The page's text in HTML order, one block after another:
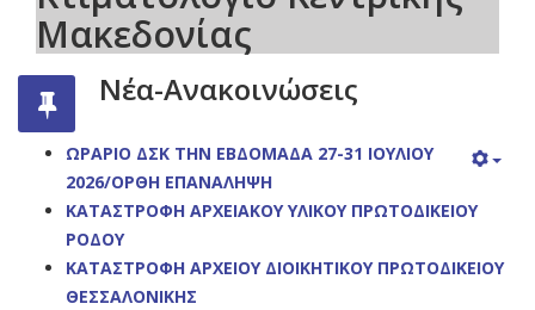
Μακεδονίας
Νέα-Ανακοινώσεις
ΩΡΑΡΙΟ ΔΣΚ ΤΗΝ ΕΒΔΟΜΑΔΑ 27-31 ΙΟΥΛΙΟΥ
2026/ΟΡΘΗ ΕΠΑΝΑΛΗΨΗ
ΚΑΤΑΣΤΡΟΦΗ ΑΡΧΕΙΑΚΟΥ ΥΛΙΚΟΥ ΠΡΩΤΟΔΙΚΕΙΟY
ΡΟΔΟΥ
ΚΑΤΑΣΤΡΟΦΗ ΑΡΧΕΙΟΥ ΔΙΟΙΚΗΤΙΚΟΥ ΠΡΩΤΟΔΙΚΕΙΟΥ
ΘΕΣΣΑΛΟΝΙΚΗΣ